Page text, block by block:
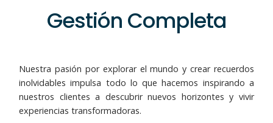
Gestión Completa
Nuestra pasión por explorar el mundo y crear recuerdos
inolvidables impulsa todo lo que hacemos inspirando a
nuestros clientes a descubrir nuevos horizontes y vivir
experiencias transformadoras.